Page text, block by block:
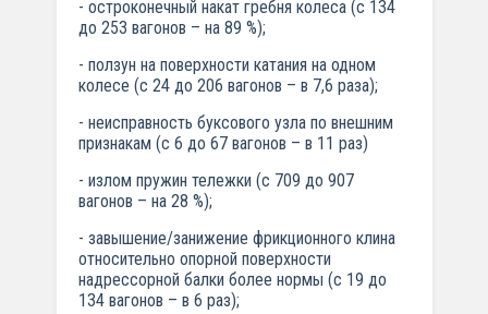
- остроконечный накат гребня колеса (с 134
до 253 вагонов – на 89 %);
- ползун на поверхности катания на одном
колесе (с 24 до 206 вагонов – в 7,6 раза);
- неисправность буксового узла по внешним
признакам (с 6 до 67 вагонов – в 11 раз)
- излом пружин тележки (с 709 до 907
вагонов – на 28 %);
- завышение/занижение фрикционного клина
относительно опорной поверхности
надрессорной балки более нормы (с 19 до
134 вагонов – в 6 раз);